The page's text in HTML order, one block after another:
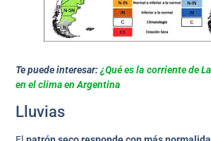
Te puede interesar:¿Qué es la corriente de
en el clima en Argentina
Lluvias